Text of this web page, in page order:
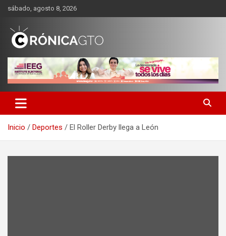
Saltar
contenido
sábado, agosto 8, 2026
CRONICA GUANAJUATO
Inicio Deportes El Roller Derby llega a León